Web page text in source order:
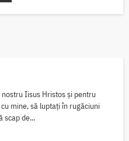
Iisus Hristos și pentru
mine, să luptați în rugăciuni
scap de...